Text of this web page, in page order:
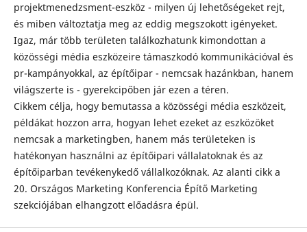
projektmenedzsment-eszköz - milyen új lehetőségeket rejt,
és miben változtatja meg az eddig megszokott igényeket.
Igaz, már több területen találkozhatunk kimondottan a
közösségi média eszközeire támaszkodó kommunikációval és
pr-kampányokkal, az építőipar - nemcsak hazánkban, hanem
világszerte is - gyerekcipőben jár ezen a téren.
Cikkem célja, hogy bemutassa a közösségi média eszközeit,
példákat hozzon arra, hogyan lehet ezeket az eszközöket
nemcsak a marketingben, hanem más területeken is
hatékonyan használni az építőipari vállalatoknak és az
építőiparban tevékenykedő vállalkozóknak. Az alanti cikk a
20. Országos Marketing Konferencia Építő Marketing
szekciójában elhangzott előadásra épül.